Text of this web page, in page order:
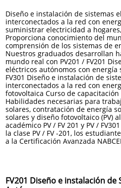
Diseño e instalación de sistemas
interconectados a la red con
suministrar electricidad a
Proporciona conocimiento del
comprensión de los sistemas de
Nuestros graduados desarrollan
mundo real con PV201 / FV201
eléctricos autónomos con energía
FV301 Diseño e instalación de
interconectados a la red con
fotovoltaica Curso de
Habilidades necesarias para
solares, contratación de energía
solares y diseño fotovoltaico (PV)
académico PV / FV 201 y PV /
la clase PV / FV -201, los
a la Certificación Avanzada
FV201 Diseño e instalación de